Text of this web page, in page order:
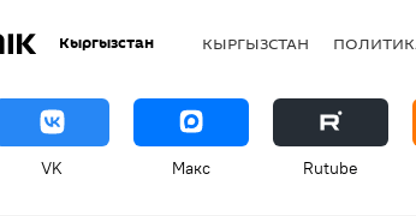
Кыргызстан КЫРГЫЗСТАН
VK Макс Rutube